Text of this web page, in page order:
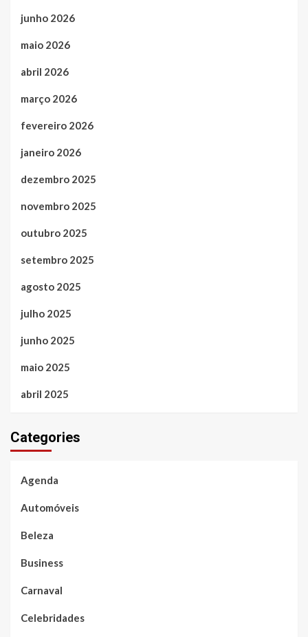
junho 2026
maio 2026
abril 2026
março 2026
fevereiro 2026
janeiro 2026
dezembro 2025
novembro 2025
outubro 2025
setembro 2025
agosto 2025
julho 2025
junho 2025
maio 2025
abril 2025
Categories
Agenda
Automóveis
Beleza
Business
Carnaval
Celebridades